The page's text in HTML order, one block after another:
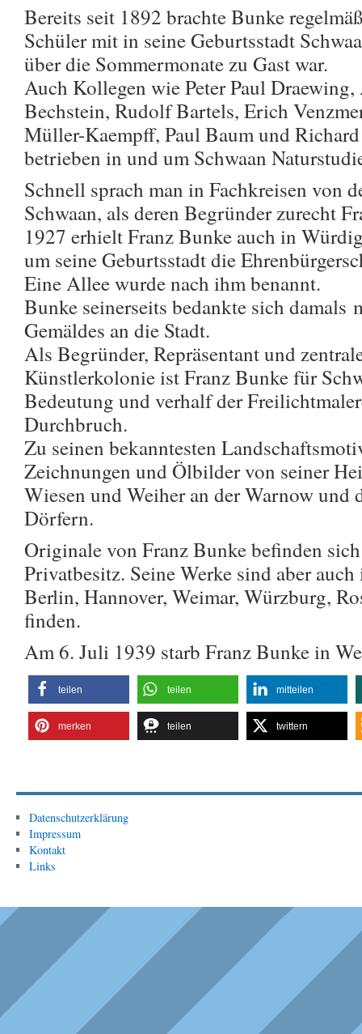
Bereits seit 1892 brachte Bunke
Schüler mit in seine Geburtsstadt
über die Sommermonate zu Gast war.
Auch Kollegen wie Peter Paul
Bechstein, Rudolf Bartels, Erich
Müller-Kaempff, Paul Baum und
betrieben in und um Schwaan
Schnell sprach man in Fachkreisen von
Schwaan, als deren Begründer zurecht
1927 erhielt Franz Bunke auch in
um seine Geburtsstadt die
Eine Allee wurde nach ihm benannt.
Bunke seinerseits bedankte sich damals
Gemäldes an die Stadt.
Als Begründer, Repräsentant und
Künstlerkolonie ist Franz Bunke für
Bedeutung und verhalf der
Durchbruch.
Zu seinen bekanntesten
Zeichnungen und Ölbilder von seiner
Wiesen und Weiher an der Warnow und
Dörfern.
Originale von Franz Bunke befinden
Privatbesitz. Seine Werke sind aber
Berlin, Hannover, Weimar, Würzburg,
finden.
Am 6. Juli 1939 starb Franz Bunke in
teilen teilen mitteilen
merken teilen twittern
Datenschutzerklärung
Impressum
Kontakt
Links